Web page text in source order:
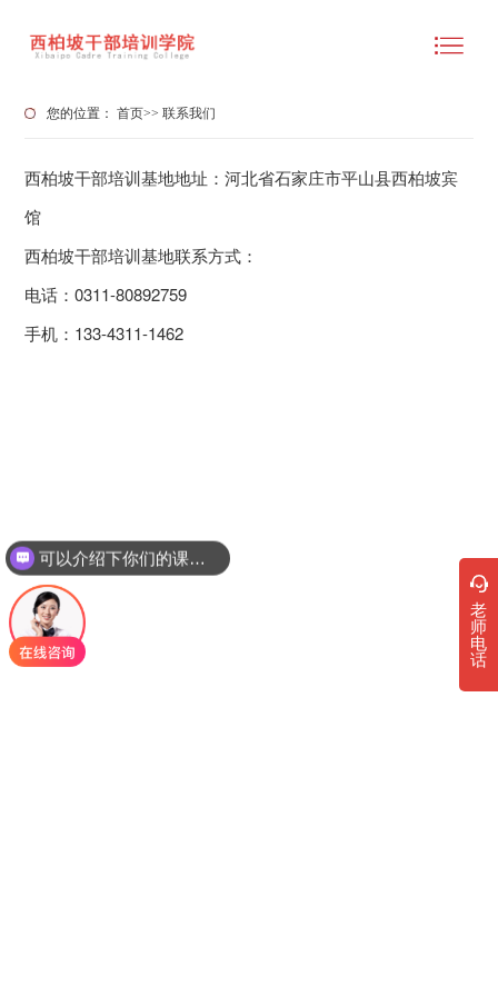
您的位置：首页>>联系我们
西柏坡干部培训基地地址：河北省石家庄市平山县西柏坡宾
馆
西柏坡干部培训基地联系方式：
电话：0311-80892759
手机：133-4311-1462
老
师
电
话
可以介绍下你们的课程吗？